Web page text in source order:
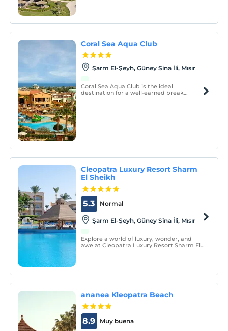
Coral Sea Aqua Club
Şarm El-Şeyh, Güney Sina İli, Mısır
Coral Sea Aqua Club is the ideal
destination for a well-earned break
Cleopatra Luxury Resort Sharm
El Sheikh
Normal
5.3
Şarm El-Şeyh, Güney Sina İli, Mısır
Explore a world of luxury, wonder, and
awe at Cleopatra Luxury Resort Sharm El
ananea Kleopatra Beach
Muy buena
8.9